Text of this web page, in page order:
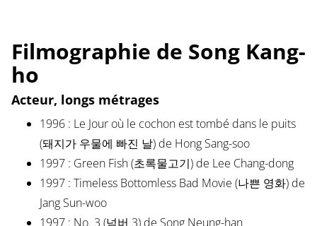
Filmographie de Song Kang-
ho
Acteur, longs métrages
1996 : Le Jour où le cochon est tombé dans le puits
(돼지가 우물에 빠진 날) de Hong Sang-soo
1997 : Green Fish (초록물고기) de Lee Chang-dong
1997 : Timeless Bottomless Bad Movie (나쁜 영화) de
Jang Sun-woo
1997 : No. 3 (넘버 3) de Song Neung-han